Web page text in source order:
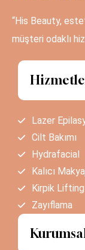
“His Beauty,
müşteri odaklı
Lazer
Cilt Bakımı
Hydrafacial
Kalıcı
Kirpik Lifting
Zayıflama